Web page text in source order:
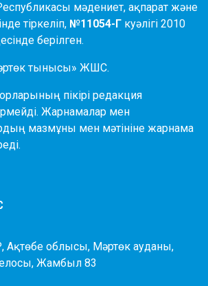
мәдениет, ақпарат және
тіркеліп, №11054-Г куәлігі 2010
берілген.
тынысы» ЖШС.
пікірі редакция
Жарнамалар мен
мазмұны мен мәтініне жарнама
Ақтөбе облысы, Мәртөк ауданы,
Жамбыл 83